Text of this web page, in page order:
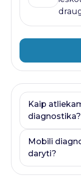
Kaip
diagnostika?
Ji visada
diagnostikos
Mobili
daryti?